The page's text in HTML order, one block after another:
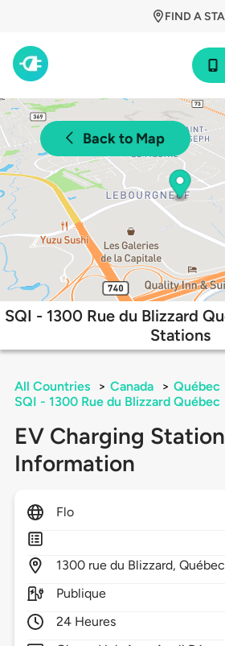
FIND A
Back to Map
SQI - 1300 Rue du Blizzard
Stations
All Countries > Canada > Québec
SQI - 1300 Rue du Blizzard Québec
EV Charging Station
Information
Flo
1300 rue du Blizzard,
Publique
24 Heures